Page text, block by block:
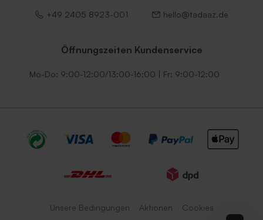
+49 2405 8923-001 hello@tadaaz.de
Öffnungszeiten Kundenservice
Mo-Do: 9:00-12:00/13:00-16:00 | Fr: 9:00-12:00
Unsere Bedingungen Aktionen Cookies